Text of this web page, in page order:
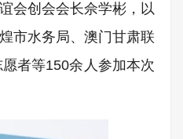
会创会会长佘学彬，以
市水务局、澳门甘肃联
者等150余人参加本次